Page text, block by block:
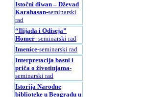
Istočni diwan – Dževad
Karahasan-seminarski
rad
“Ilijada i Odiseja”
Homer- seminarski rad
Imenice-seminarski rad
Interpretacija basni i
priča o životinjama-
seminarski rad
Istorija Narodne
biblioteke u Beogradu u